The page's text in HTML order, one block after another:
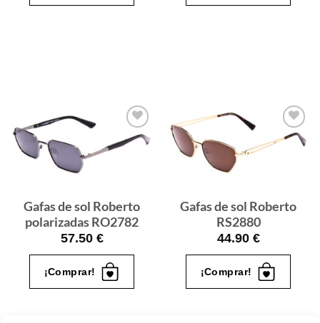
Gafas
de sol
Gafas de sol Roberto
polarizadas RO2782
57.50 €
¡Comprar!
Gafas
Gafas de sol Roberto
RS2880
44.90 €
¡Comprar!